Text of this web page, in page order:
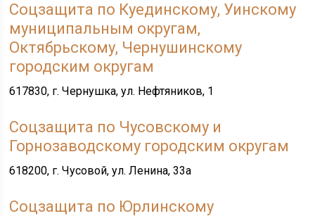
Соцзащита по Куединскому, Уинскому
муниципальным округам,
Октябрьскому, Чернушинскому
городским округам
617830, г. Чернушка, ул. Нефтяников, 1
Соцзащита по Чусовскому и
Горнозаводскому городским округам
618200, г. Чусовой, ул. Ленина, 33а
Соцзащита по Юрлинскому